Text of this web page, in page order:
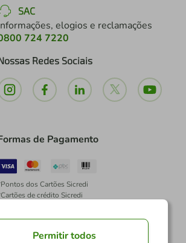
SAC
elogios e reclamações
724 7220
Redes Sociais
de Pagamento
dos Cartões Sicredi
de crédito Sicredi
vedada a cobrança de preço superior, valor ou
Permitir todos